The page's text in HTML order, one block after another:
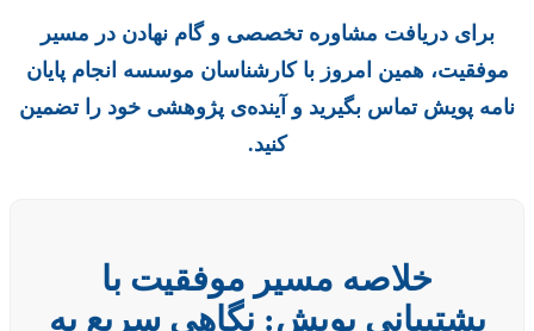
برای دریافت مشاوره تخصصی و گام نهادن در مسیر
موفقیت، همین امروز با کارشناسان موسسه انجام پایان
نامه پویش تماس بگیرید و آینده‌ی پژوهشی خود را تضمین
کنید.
خلاصه مسیر موفقیت با
پشتیبانی پویش: نگاهی سریع به